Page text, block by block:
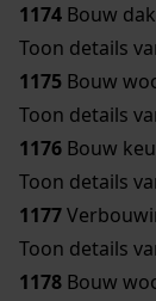
1174 Bouw
Toon details
1175 Bouw
Toon details
1176 Bouw
Toon details
1177
Toon details
1178 Bouw